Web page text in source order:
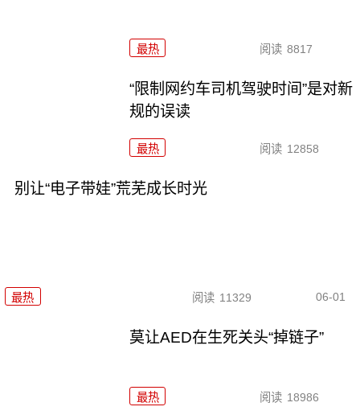
最热 阅读 8817
“限制网约车司机驾驶时间”是对新
规的误读
最热 阅读 12858
别让“电子带娃”荒芜成长时光
最热 阅读 11329 06-01
莫让AED在生死关头“掉链子”
最热 阅读 18986